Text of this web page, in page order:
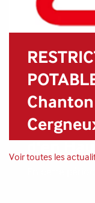
d'en
Voir toutes les